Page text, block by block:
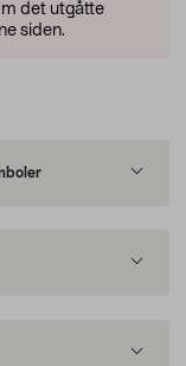
det utgåtte
siden.